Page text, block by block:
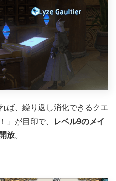
ば、繰り返し消化できるクエ
」が目印で、
レベル9のメイ
放。